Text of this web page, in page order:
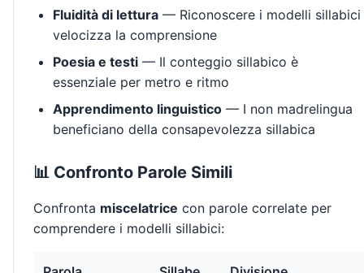
Fluidità di lettura — Riconoscere i modelli sillabici
velocizza la comprensione
Poesia e testi — Il conteggio sillabico è
essenziale per metro e ritmo
Apprendimento linguistico — I non madrelingua
beneficiano della consapevolezza sillabica
📊 Confronto Parole Simili
Confronta miscelatrice con parole correlate per
comprendere i modelli sillabici: